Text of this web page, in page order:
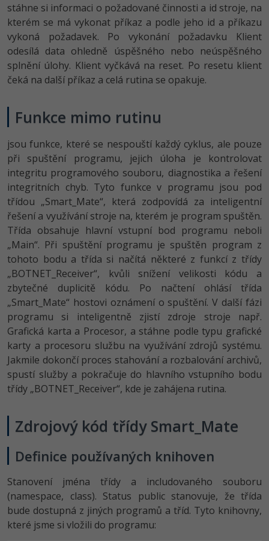
Copywriter
WordPress specialista
SEO specialista
Algoritmy -41%
Umělá inteligence (AI) -10%
Pro děti
Time management
Windows
Linux
Kybernetická bezpečnost
Elektronický podpis
Fórum
Kurzy designu
HTML/CSS -80%
Photoshop -80%
Adobe Illustrator -80%
Adobe Lightroom -30%
Adobe XD -15%
Adobe InDesign -25%
Adobe After Effects
Inkscape
Fotografování -80%
Příběhy absolventů
Blog
Kariéra
Pro firmy
stáhne si informaci o požadované činnosti a id stroje, na
kterém se má vykonat příkaz a podle jeho id a příkazu
vykoná požadavek. Po vykonání požadavku Klient
odesílá data ohledně úspěšného nebo neúspěšného
splnění úlohy. Klient vyčkává na reset. Po resetu klient
čeká na další příkaz a celá rutina se opakuje.
Funkce mimo rutinu
jsou funkce, které se nespouští každý cyklus, ale pouze
při spuštění programu, jejich úloha je kontrolovat
integritu programového souboru, diagnostika a řešení
integritních chyb. Tyto funkce v programu jsou pod
třídou „Smart_Mate“, která zodpovídá za inteligentní
řešení a využívání stroje na, kterém je program spuštěn.
Třída obsahuje hlavní vstupní bod programu neboli
„Main“. Při spuštění programu je spuštěn program z
tohoto bodu a třída si načítá některé z funkcí z třídy
„BOTNET_Receiver“, kvůli snížení velikosti kódu a
zbytečné duplicitě kódu. Po načtení ohlásí třída
„Smart_Mate“ hostovi oznámení o spuštění. V další fázi
programu si inteligentně zjistí zdroje stroje např.
Grafická karta a Procesor, a stáhne podle typu grafické
karty a procesoru službu na využívání zdrojů systému.
Jakmile dokončí proces stahování a rozbalování archivů,
spustí služby a pokračuje do hlavního vstupního bodu
třídy „BOTNET_Receiver“, kde je zahájena rutina.
Zdrojový kód třídy Smart_Mate
Definice používaných knihoven
Stanovení jména třídy a includovaného souboru
(namespace, class). Status public stanovuje, že třída
bude dostupná z jiných programů a tříd. Tyto knihovny,
které jsme si vložili do programu: